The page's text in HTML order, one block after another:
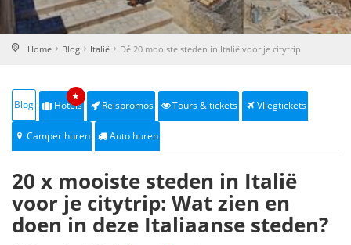
Home Blog Italië Dé 20 mooiste steden in Italië voor je citytrip
Blog Hotels
★
Reispromos Tours & tickets Vliegtickets
Camper huren Auto huren
20 x mooiste steden in Italië
voor je citytrip: Wat zien en
doen in deze Italiaanse steden?